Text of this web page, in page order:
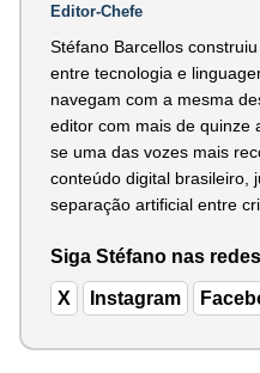
Editor-Chefe
Stéfano Barcellos
entre tecnologia e
navegam com a mesma
editor com mais de quinze
se uma das vozes mais
conteúdo digital brasileiro,
separação artificial entre
Siga Stéfano nas
X Instagram